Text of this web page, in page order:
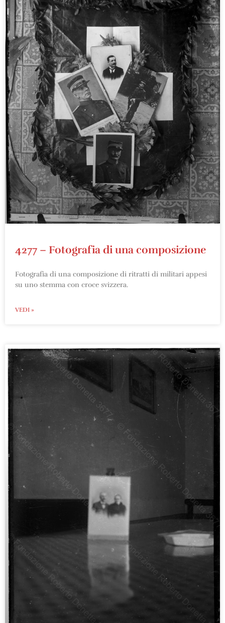
4277 – Fotografia di una composizione
Fotografia di una composizione di ritratti di militari appesi
su uno stemma con croce svizzera.
VEDI »